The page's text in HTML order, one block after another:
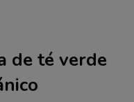
de té verde